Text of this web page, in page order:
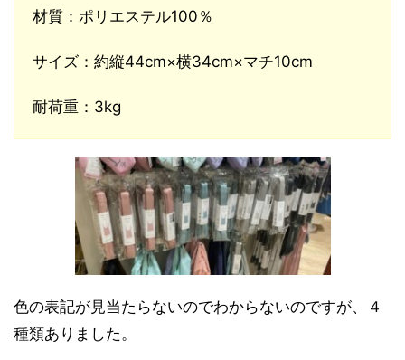
材質：ポリエステル100％
サイズ：約縦44cm×横34cm×マチ10cm
耐荷重：3kg
色の表記が見当たらないのでわからないのですが、４
種類ありました。